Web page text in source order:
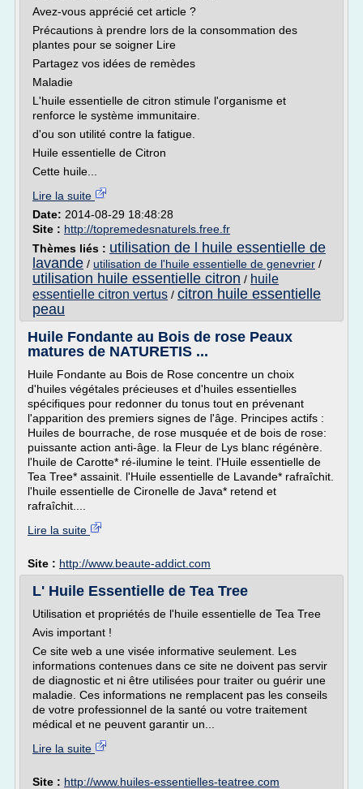
Avez-vous apprécié cet article ?
Précautions à prendre lors de la consommation des
plantes pour se soigner Lire
Partagez vos idées de remèdes
Maladie
L'huile essentielle de citron stimule l'organisme et
renforce le système immunitaire.
d'ou son utilité contre la fatigue.
Huile essentielle de Citron
Cette huile...
Lire la suite
Date: 2014-08-29 18:48:28
Site : http://topremedesnaturels.free.fr
Thèmes liés : utilisation de l huile essentielle de
lavande / utilisation de l'huile essentielle de genevrier /
utilisation huile essentielle citron / huile
essentielle citron vertus / citron huile essentielle
peau
Huile Fondante au Bois de rose Peaux
matures de NATURETIS ...
Huile Fondante au Bois de Rose concentre un choix
d'huiles végétales précieuses et d'huiles essentielles
spécifiques pour redonner du tonus tout en prévenant
l'apparition des premiers signes de l'âge. Principes actifs :
Huiles de bourrache, de rose musquée et de bois de rose:
puissante action anti-âge. la Fleur de Lys blanc régénère.
l'huile de Carotte* ré-ilumine le teint. l'Huile essentielle de
Tea Tree* assainit. l'Huile essentielle de Lavande* rafraîchit.
l'huile essentielle de Cironelle de Java* retend et
rafraîchit....
Lire la suite
Site : http://www.beaute-addict.com
L' Huile Essentielle de Tea Tree
Utilisation et propriétés de l'huile essentielle de Tea Tree
Avis important !
Ce site web a une visée informative seulement. Les
informations contenues dans ce site ne doivent pas servir
de diagnostic et ni être utilisées pour traiter ou guérir une
maladie. Ces informations ne remplacent pas les conseils
de votre professionnel de la santé ou votre traitement
médical et ne peuvent garantir un...
Lire la suite
Site : http://www.huiles-essentielles-teatree.com